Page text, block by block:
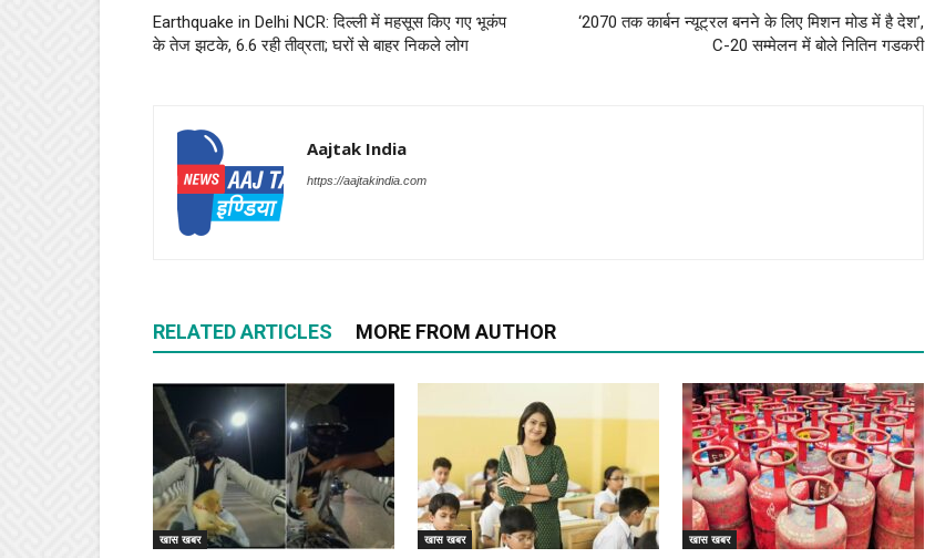
Earthquake in Delhi NCR: दिल्ली में महसूस किए गए भूकंप
के तेज झटके, 6.6 रही तीव्रता; घरों से बाहर निकले लोग
‘2070 तक कार्बन न्यूट्रल बनने के लिए मिशन मोड में है देश’,
C-20 सम्मेलन में बोले नितिन गडकरी
Aajtak India
https://aajtakindia.com
RELATED ARTICLES MORE FROM AUTHOR
खास खबर खास खबर खास खबर